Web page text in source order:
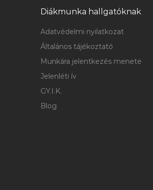
Diákmunka hallgatóknak
Adatvédelmi nyilatkozat
Általános tájékoztató
Munkára jelentkezés menete
Jelenléti ív
GY.I.K.
Blog